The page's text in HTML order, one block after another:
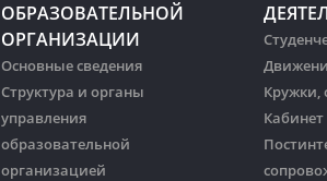
ОБРАЗОВАТЕЛЬНОЙ
ОРГАНИЗАЦИИ
Основные сведения
Структура и органы
управления
образовательной
организацией
Кружки,